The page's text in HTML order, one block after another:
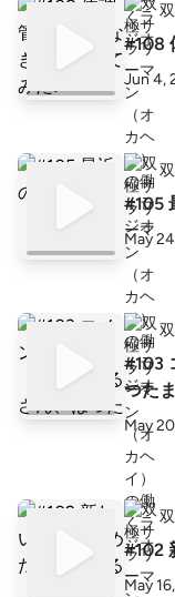
#108
Jun 4,
#105
May
#103
つた
May
#102
May